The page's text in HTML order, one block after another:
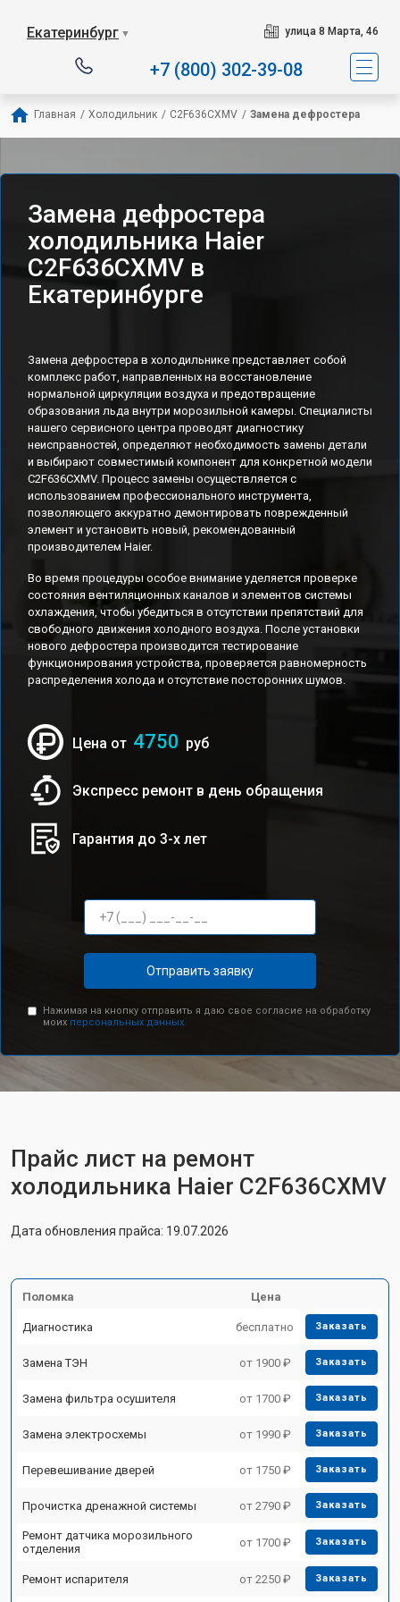
Екатеринбург ▼ улица 8 Марта, 46
+7 (800) 302-39-08
Главная / Холодильник / C2F636CXMV / Замена дефростера
Замена дефростера
холодильника Haier
C2F636CXMV в
Екатеринбурге
Замена дефростера в холодильнике представляет собой
комплекс работ, направленных на восстановление
нормальной циркуляции воздуха и предотвращение
образования льда внутри морозильной камеры. Специалисты
нашего сервисного центра проводят диагностику
неисправностей, определяют необходимость замены детали
и выбирают совместимый компонент для конкретной модели
C2F636CXMV. Процесс замены осуществляется с
использованием профессионального инструмента,
позволяющего аккуратно демонтировать поврежденный
элемент и установить новый, рекомендованный
производителем Haier.
Во время процедуры особое внимание уделяется проверке
состояния вентиляционных каналов и элементов системы
охлаждения, чтобы убедиться в отсутствии препятствий для
свободного движения холодного воздуха. После установки
нового дефростера производится тестирование
функционирования устройства, проверяется равномерность
распределения холода и отсутствие посторонних шумов.
Цена от 4750 руб
Экспресс ремонт в день обращения
Гарантия до 3-х лет
Отправить заявку
Нажимая на кнопку отправить я даю свое согласие на обработку
моих персональных данных.
Прайс лист на ремонт
холодильника Haier C2F636CXMV
Дата обновления прайса: 19.07.2026
Поломка Цена
Диагностика бесплатно Заказать
Замена ТЭН от 1900 ₽ Заказать
Замена фильтра осушителя от 1700 ₽ Заказать
Замена электросхемы от 1990 ₽ Заказать
Перевешивание дверей от 1750 ₽ Заказать
Прочистка дренажной системы от 2790 ₽ Заказать
Ремонт датчика морозильного
отделения
от 1700 ₽ Заказать
Ремонт испарителя от 2250 ₽ Заказать